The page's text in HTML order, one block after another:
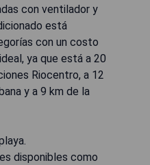
con ventilador y
está
con un costo
ya que está a 20
Riocentro, a 12
y a 9 km de la
disponibles como